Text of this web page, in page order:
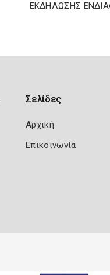
ΕΚΔΗΛΩΣΗΣ
Σελίδες
Αρχική
Επικοινωνία